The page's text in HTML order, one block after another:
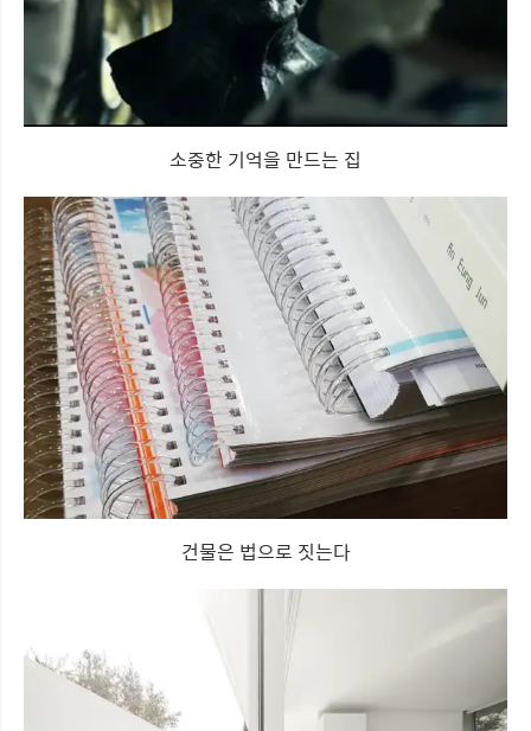
소중한 기억을 만드는 집
건물은 법으로 짓는다